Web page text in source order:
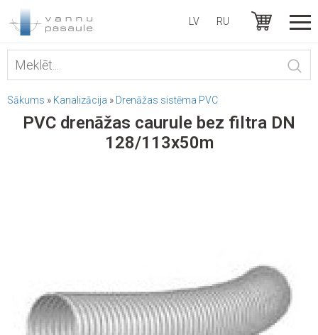
LV RU
Sākums » Kanalizācija » Drenāžas sistēma PVC
PVC drenāžas caurule bez filtra DN
128/113x50m